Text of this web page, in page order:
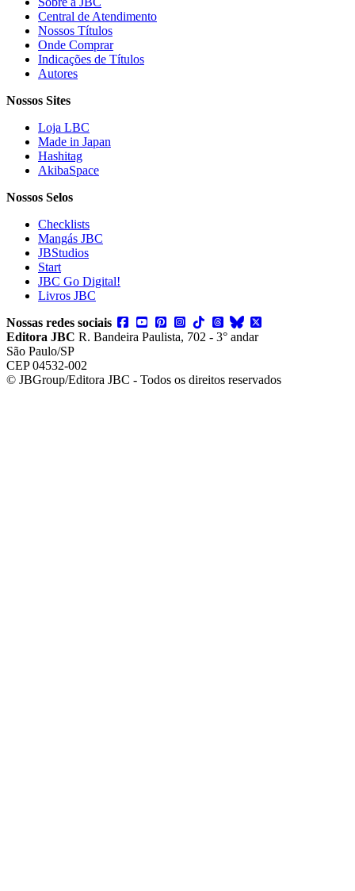
Central de Atendimento
Nossos Títulos
Onde Comprar
Indicações de Títulos
Autores
Nossos Sites
Loja LBC
Made in Japan
Hashitag
AkibaSpace
Nossos Selos
Checklists
Mangás JBC
JBStudios
Start
JBC Go Digital!
Livros JBC
Nossas redes sociais
Editora JBC R. Bandeira Paulista, 702 - 3° andar
São Paulo/SP
CEP 04532-002
© JBGroup/Editora JBC - Todos os direitos reservados